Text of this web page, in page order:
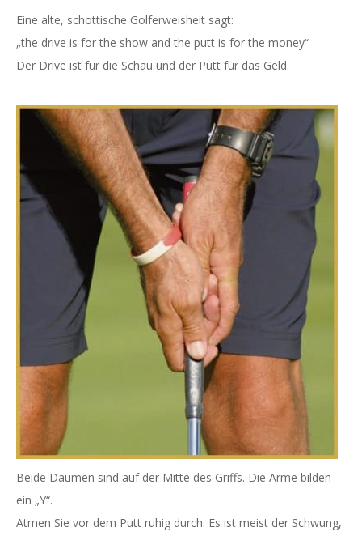
Eine alte, schottische Golferweisheit sagt:
„the drive is for the show and the putt is for the money“
Der Drive ist für die Schau und der Putt für das Geld.
Beide Daumen sind auf der Mitte des Griffs. Die Arme bilden
ein „Y“.
Atmen Sie vor dem Putt ruhig durch. Es ist meist der Schwung,